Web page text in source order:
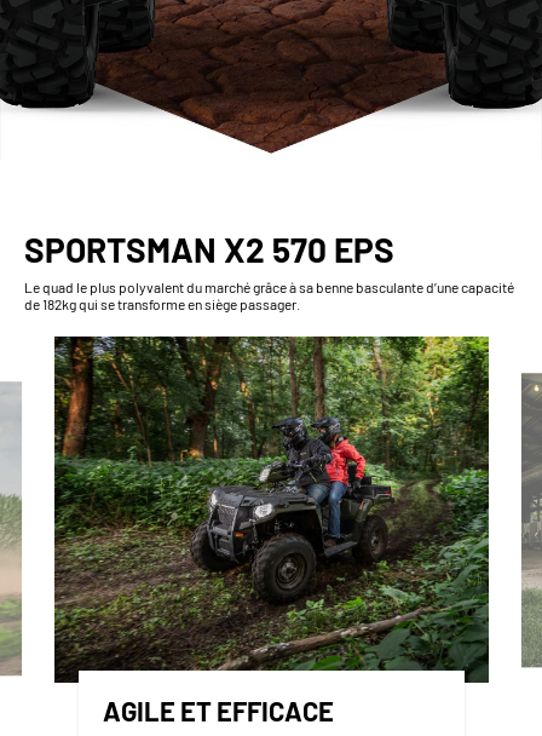
SPORTSMAN X2 570 EPS
Le quad le plus polyvalent du marché grâce à sa benne basculante d’une capacité
de 182kg qui se transforme en siège passager.
AGILE ET EFFICACE